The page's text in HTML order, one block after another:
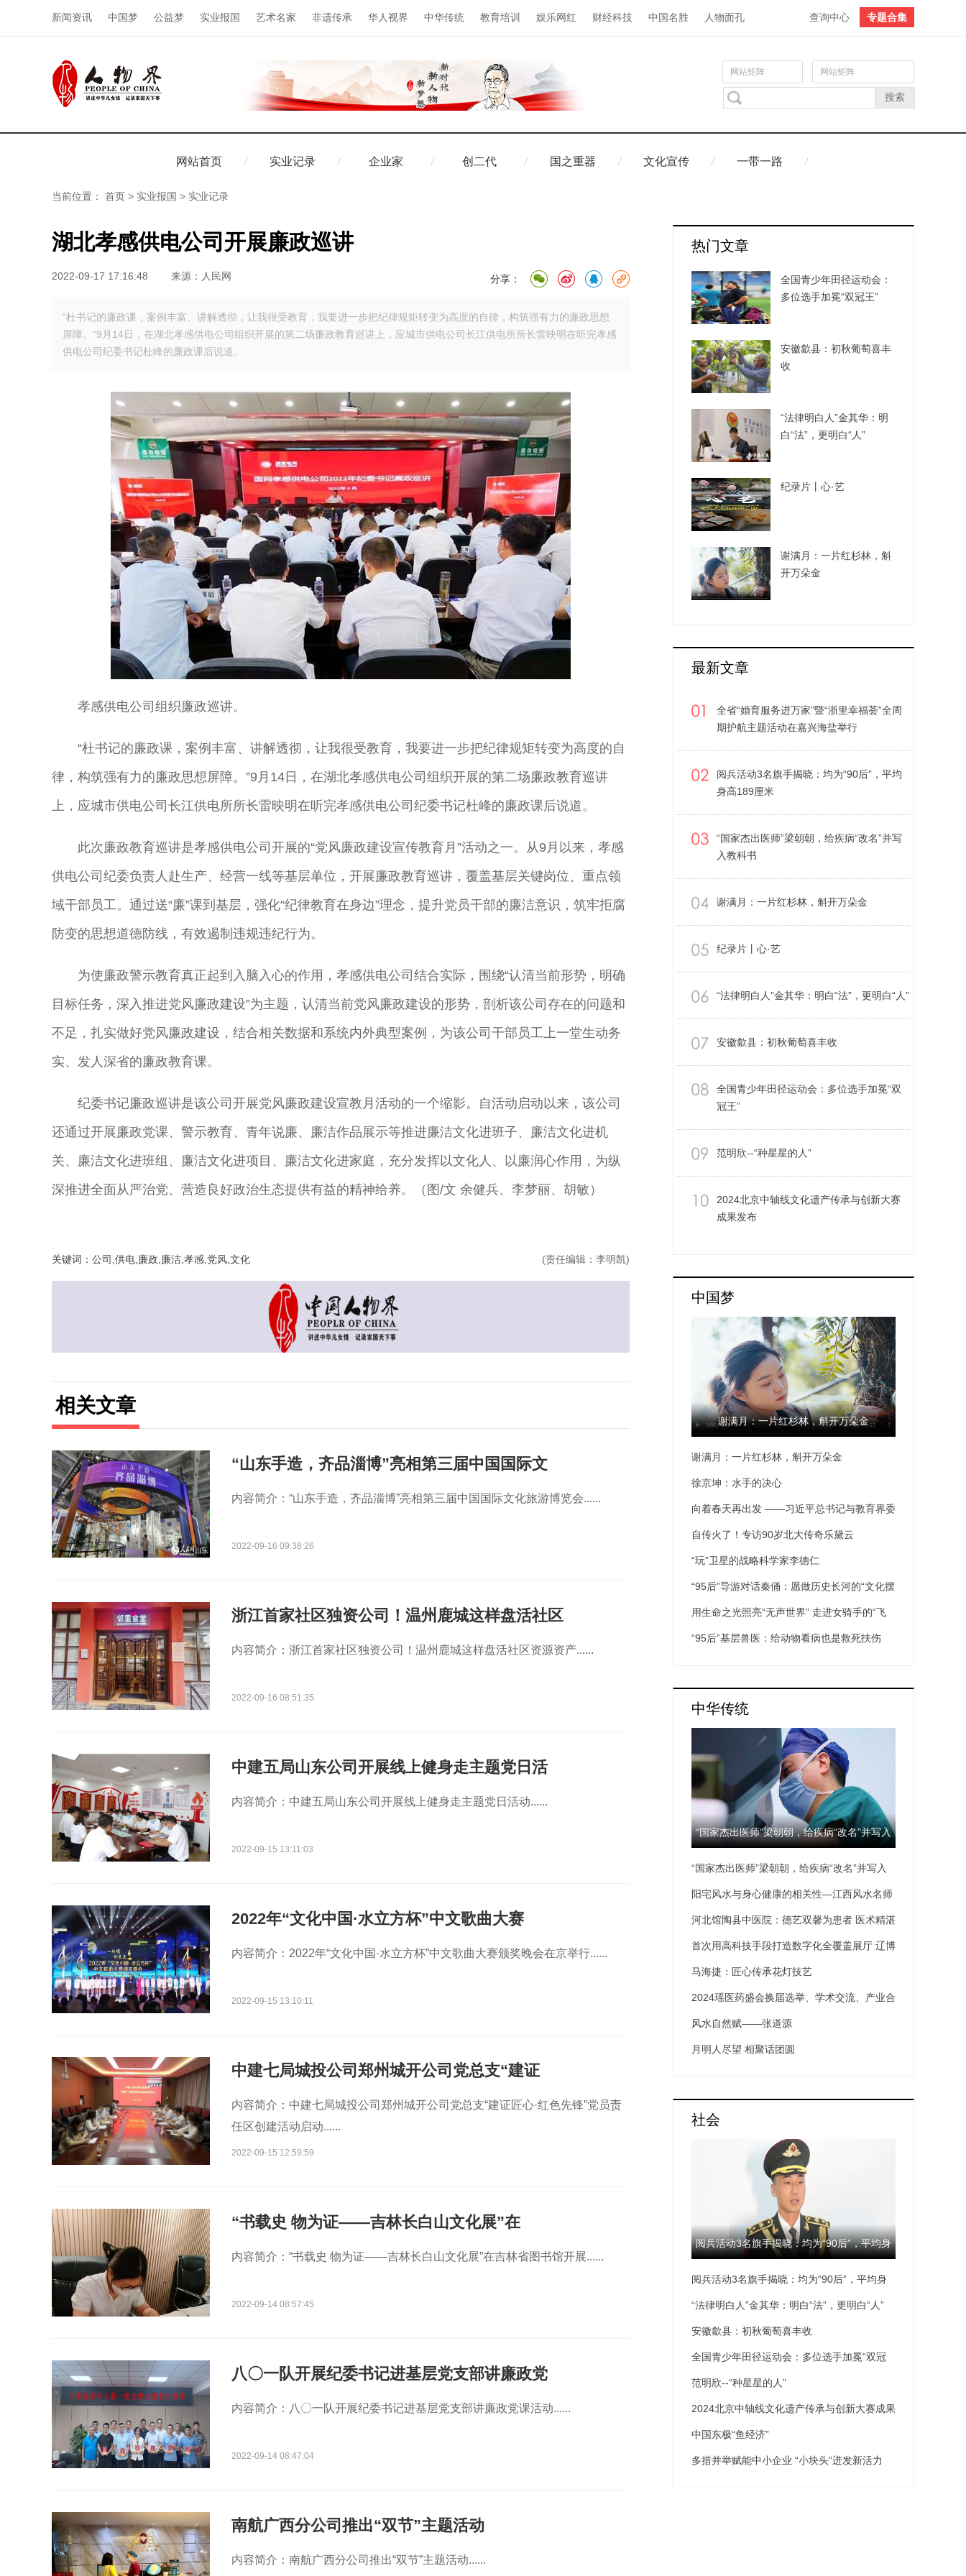
新闻资讯 中国梦 公益梦 实业报国 艺术名家 非遗传承 华人视界 中华传统 教育培训 娱乐网红 财经科技 中国名胜 人物面孔 查询中心 专题合集
网站矩阵 网站矩阵
网站首页 实业记录 企业家 创二代 国之重器 文化宣传 一带一路
当前位置： 首页 > 实业报国 > 实业记录
湖北孝感供电公司开展廉政巡讲
2022-09-17 17:16:48 来源： 人民网 分享：
“杜书记的廉政课，案例丰富、讲解透彻，让我很受教育，我要进一步把纪律规矩转变为高度的自律，构筑强有力的廉政思想
屏障。”9月14日，在湖北孝感供电公司组织开展的第二场廉政教育巡讲上，应城市供电公司长江供电所所长雷映明在听完孝感
供电公司纪委书记杜峰的廉政课后说道。
孝感供电公司组织廉政巡讲。
“杜书记的廉政课，案例丰富、讲解透彻，让我很受教育，我要进一步把纪律规矩转变为高度的自
律，构筑强有力的廉政思想屏障。”9月14日，在湖北孝感供电公司组织开展的第二场廉政教育巡讲
上，应城市供电公司长江供电所所长雷映明在听完孝感供电公司纪委书记杜峰的廉政课后说道。
此次廉政教育巡讲是孝感供电公司开展的“党风廉政建设宣传教育月”活动之一。从9月以来，孝感
供电公司纪委负责人赴生产、经营一线等基层单位，开展廉政教育巡讲，覆盖基层关键岗位、重点领
域干部员工。通过送“廉”课到基层，强化“纪律教育在身边”理念，提升党员干部的廉洁意识，筑牢拒腐
防变的思想道德防线，有效遏制违规违纪行为。
为使廉政警示教育真正起到入脑入心的作用，孝感供电公司结合实际，围绕“认清当前形势，明确
目标任务，深入推进党风廉政建设”为主题，认清当前党风廉政建设的形势，剖析该公司存在的问题和
不足，扎实做好党风廉政建设，结合相关数据和系统内外典型案例，为该公司干部员工上一堂生动务
实、发人深省的廉政教育课。
纪委书记廉政巡讲是该公司开展党风廉政建设宣教月活动的一个缩影。自活动启动以来，该公司
还通过开展廉政党课、警示教育、青年说廉、廉洁作品展示等推进廉洁文化进班子、廉洁文化进机
关、廉洁文化进班组、廉洁文化进项目、廉洁文化进家庭，充分发挥以文化人、以廉润心作用，为纵
深推进全面从严治党、营造良好政治生态提供有益的精神给养。（图/文 余健兵、李梦丽、胡敏）
关键词：公司,供电,廉政,廉洁,孝感,党风,文化 (责任编辑：李明凯)
相关文章
“山东手造，齐品淄博”亮相第三届中国国际文
内容简介：“山东手造，齐品淄博”亮相第三届中国国际文化旅游博览会......
2022-09-16 09:38:26
浙江首家社区独资公司！温州鹿城这样盘活社区
内容简介：浙江首家社区独资公司！温州鹿城这样盘活社区资源资产......
2022-09-16 08:51:35
中建五局山东公司开展线上健身走主题党日活
内容简介：中建五局山东公司开展线上健身走主题党日活动......
2022-09-15 13:11:03
2022年“文化中国·水立方杯”中文歌曲大赛
内容简介：2022年“文化中国·水立方杯”中文歌曲大赛颁奖晚会在京举行......
2022-09-15 13:10:11
中建七局城投公司郑州城开公司党总支“建证
内容简介：中建七局城投公司郑州城开公司党总支“建证匠心·红色先锋”党员责
任区创建活动启动......
2022-09-15 12:59:59
“书载史 物为证——吉林长白山文化展”在
内容简介：“书载史 物为证——吉林长白山文化展”在吉林省图书馆开展......
2022-09-14 08:57:45
八〇一队开展纪委书记进基层党支部讲廉政党
内容简介：八〇一队开展纪委书记进基层党支部讲廉政党课活动......
2022-09-14 08:47:04
南航广西分公司推出“双节”主题活动
内容简介：南航广西分公司推出“双节”主题活动......
热门文章
全国青少年田径运动会：
多位选手加冕“双冠王”
安徽歙县：初秋葡萄喜丰
收
“法律明白人”金其华：明
白“法”，更明白“人”
纪录片丨心·艺
谢满月：一片红杉林，斛
开万朵金
最新文章
全省“婚育服务进万家”暨“浙里幸福荟”全周
期护航主题活动在嘉兴海盐举行
阅兵活动3名旗手揭晓：均为“90后”，平均
身高189厘米
“国家杰出医师”梁朝朝，给疾病“改名”并写
入教科书
谢满月：一片红杉林，斛开万朵金
纪录片丨心·艺
“法律明白人”金其华：明白“法”，更明白“人”
安徽歙县：初秋葡萄喜丰收
全国青少年田径运动会：多位选手加冕“双
冠王”
范明欣--“种星星的人”
2024北京中轴线文化遗产传承与创新大赛
成果发布
中国梦
谢满月：一片红杉林，斛开万朵金
谢满月：一片红杉林，斛开万朵金
徐京坤：水手的决心
向着春天再出发 ——习近平总书记与教育界委
员的两次面对面·我在现场
自传火了！专访90岁北大传奇乐黛云
“玩”卫星的战略科学家李德仁
“95后”导游对话秦俑：愿做历史长河的“文化摆
渡人”
用生命之光照亮“无声世界” 走进女骑手的“飞
驰人生”
“95后”基层兽医：给动物看病也是救死扶伤
中华传统
“国家杰出医师”梁朝朝，给疾病“改名”并写入
教科书
“国家杰出医师”梁朝朝，给疾病“改名”并写入
教科书
阳宅风水与身心健康的相关性—江西风水名师
张道源
河北馆陶县中医院：德艺双馨为患者 医术精湛
保健康
首次用高科技手段打造数字化全覆盖展厅 辽博
在数字画境中展示“唐宋风华”
马海捷：匠心传承花灯技艺
2024瑶医药盛会换届选举、学术交流、产业合
作共铸发展新局
风水自然赋——张道源
月明人尽望 相聚话团圆
社会
阅兵活动3名旗手揭晓：均为“90后”，平均身
高189厘米
阅兵活动3名旗手揭晓：均为“90后”，平均身
高189厘米
“法律明白人”金其华：明白“法”，更明白“人”
安徽歙县：初秋葡萄喜丰收
全国青少年田径运动会：多位选手加冕“双冠
王”
范明欣--“种星星的人”
2024北京中轴线文化遗产传承与创新大赛成果
发布
中国东极“鱼经济”
多措并举赋能中小企业 “小块头”迸发新活力